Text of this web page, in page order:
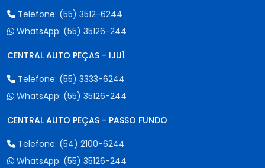
Telefone: (55) 3512-6244
WhatsApp: (55) 35126-244
CENTRAL AUTO PEÇAS - IJUÍ
Telefone: (55) 3333-6244
WhatsApp: (55) 35126-244
CENTRAL AUTO PEÇAS - PASSO FUNDO
Telefone: (54) 2100-6244
WhatsApp: (55) 35126-244